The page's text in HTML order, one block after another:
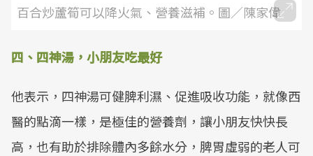
百合炒蘆筍可以降火氣、營養滋補。圖／陳家偉
四、四神湯，小朋友吃最好
他表示，四神湯可健脾利濕、促進吸收功能，就像西
醫的點滴一樣，是極佳的營養劑，讓小朋友快快長
高，也有助於排除體內多餘水分，脾胃虛弱的老人可